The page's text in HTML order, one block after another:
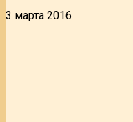
3 марта 2016